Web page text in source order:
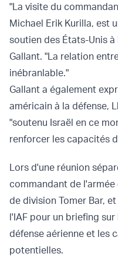
"La visite du
Michael Erik Kurilla, est
soutien des États-Unis
Gallant. "La relation
inébranlable."
Gallant a également
américain à la défense,
"soutenu Israël en ce
renforcer les capacités
Lors d'une réunion
commandant de l'armée
de division Tomer Bar,
l'IAF pour un briefing
défense aérienne et les
potentielles.